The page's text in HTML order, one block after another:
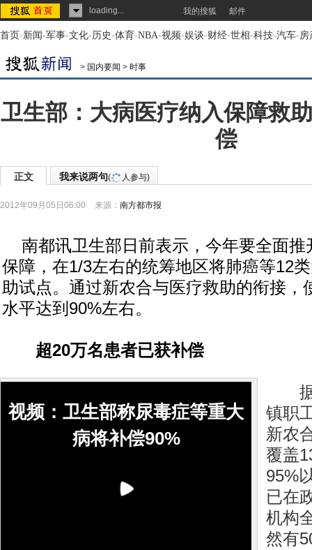
loading... 我的搜狐 邮件
首页-新闻-军事-文化-历史-体育-NBA-视频-娱谈-财经-世相-科技-汽车-房
> 国内要闻 > 时事
卫生部：大病医疗纳入保障救
偿
正文 我来说两句( 人参与)
2012年09月05日06:00 来源： 南方都市报
南都讯卫生部日前表示，今年要全面推
保障，在1/3左右的统筹地区将肺癌等12
助试点。通过新农合与医疗救助的衔接，
水平达到90%左右。
超20万名患者已获补偿
视频：卫生部称尿毒症等重大
病将补偿90%
据
镇职
新农
覆盖
95%
已在
机构
然有